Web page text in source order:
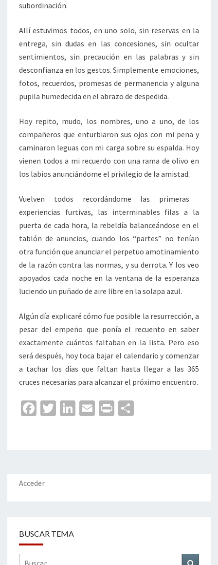
subordinación.
Allí estuvimos todos, en uno solo, sin reservas en la
entrega, sin dudas en las concesiones, sin ocultar
sentimientos, sin precaución en las palabras y sin
desconfianza en los gestos. Simplemente emociones,
fotos, recuerdos, promesas de permanencia y alguna
pupila humedecida en el abrazo de despedida.
Hoy repito, mudo, los nombres, uno a uno, de los
compañeros que enturbiaron sus ojos con mi pena y
caminaron leguas con mi carga sobre su espalda. Hoy
vienen todos a mi recuerdo con una rama de olivo en
los labios anunciándome el privilegio de la amistad.
Vuelven todos recordándome las primeras
experiencias furtivas, las interminables filas a la
puerta de cada hora, la rebeldía balanceándose en el
tablón de anuncios, cuando los “partes” no tenían
otra función que anunciar el perpetuo amotinamiento
de la razón contra las normas, y su derrota. Y los veo
apoyados cada noche en la ventana de la esperanza
luciendo un puñado de aire libre en la solapa azul.
Algún día explicaré cómo fue posible la resurrección, a
pesar del empeño que ponía el recuento en saber
exactamente cuántos faltaban en la lista. Pero eso
será después, hoy toca bajar el calendario y comenzar
a tachar los días que faltan hasta llegar a las 365
cruces necesarias para alcanzar el próximo encuentro.
Fa
o
o
k
T
er
Li
dI
n
E
l
Pr
p
ar
Acceder
BUSCAR TEMA
Buscar